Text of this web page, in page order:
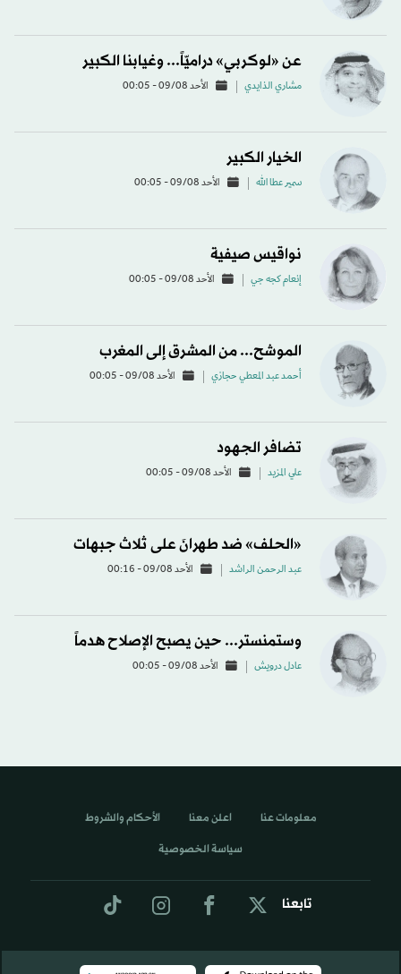
عن «لوكربي» دراميّاً... وغيابنا الكبير
مشاري الذايدي الأحد 09/08 - 00:05
الخيار الكبير
سمير عطا الله الأحد 09/08 - 00:05
نواقيس صيفية
إنعام كجه جي الأحد 09/08 - 00:05
الموشح... من المشرق إلى المغرب
أحمد عبد المعطي حجازي الأحد 09/08 - 00:05
تضافر الجهود
علي المزيد الأحد 09/08 - 00:05
«الحلف» ضد طهرانَ على ثلاث جبهات
عبد الرحمن الراشد الأحد 09/08 - 00:16
وستمنستر... حين يصبح الإصلاح هدماً
عادل درويش الأحد 09/08 - 00:05
تابعنا
معلومات عنا اعلن معنا الأحكام والشروط
سياسة الخصوصية